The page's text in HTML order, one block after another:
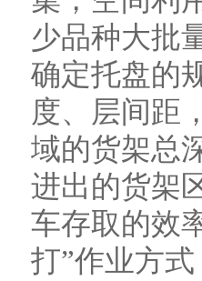
少品种大批
确定托盘的
度、层间距
域的货架总
进出的货架
车存取的效
打”作业方